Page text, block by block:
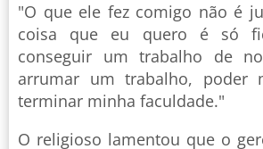
"O que ele fez comigo não é
coisa que eu quero é só
conseguir um trabalho de
arrumar um trabalho, poder
terminar minha faculdade."
O religioso lamentou que o